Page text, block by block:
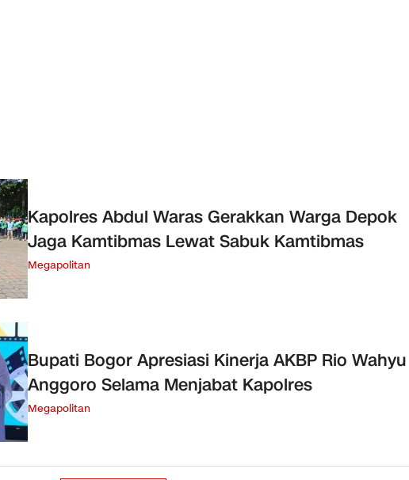
Kapolres Abdul Waras Gerakkan Warga Depok
Jaga Kamtibmas Lewat Sabuk Kamtibmas
Megapolitan
Bupati Bogor Apresiasi Kinerja AKBP Rio Wahyu
Anggoro Selama Menjabat Kapolres
Megapolitan